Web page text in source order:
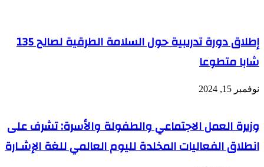
إطلاق دورة تدريبية حول السلامة الطرقية لصالح 135
شابا متطوعا
نوفمبر 15, 2024
وزيرة العمل الاجتماعي والطفولة والأسرة: تشرف على
انطلاق الفعاليات المخلدة لليوم العالمي للغة الإشـارة